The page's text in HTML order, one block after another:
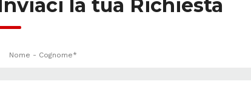
la tua Richiesta